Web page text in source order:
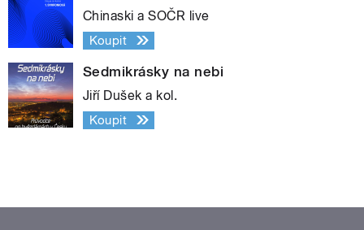
Chinaski a SOČR live
Koupit
Sedmikrásky na nebi
Jiří Dušek a kol.
Koupit